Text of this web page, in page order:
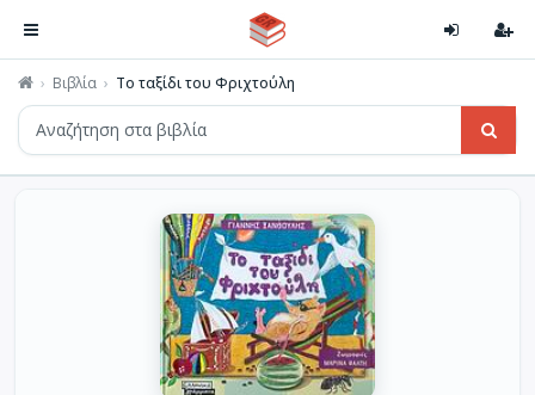
Βιβλία Το ταξίδι του Φριχτούλη